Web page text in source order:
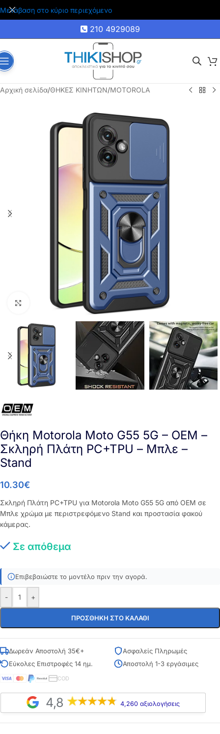
Μετάβαση στο κύριο περιεχόμενο
🚚 Δωρεάν μεταφορικά για αγορές άνω των 35€
210 4929089
Αρχική σελίδα/ΘΗΚΕΣ ΚΙΝΗΤΩΝ/MOTOROLA
Click to enlarge
Θήκη Motorola Moto G55 5G – OEM –
Σκληρή Πλάτη PC+TPU – Μπλε –
Stand
10.30€
Σκληρή Πλάτη PC+TPU για Motorola Moto G55 5G από OEM σε
Μπλε χρώμα με περιστρεφόμενο Stand και προστασία φακού
κάμερας.
Σε απόθεμα
Επιβεβαιώστε το μοντέλο πριν την αγορά.
- +
ΠΡΟΣΘΉΚΗ ΣΤΟ ΚΑΛΆΘΙ
Δωρεάν Αποστολή 35€+
Ασφαλείς Πληρωμές
Εύκολες Επιστροφές 14 ημ.
Αποστολή 1-3 εργάσιμες
COD
4,8 4,260 αξιολογήσεις